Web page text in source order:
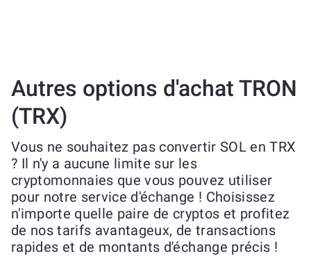
Autres options d'achat TRON
(TRX)
Vous ne souhaitez pas convertir SOL en TRX
? Il n'y a aucune limite sur les
cryptomonnaies que vous pouvez utiliser
pour notre service d'échange ! Choisissez
n'importe quelle paire de cryptos et profitez
de nos tarifs avantageux, de transactions
rapides et de montants d'échange précis !